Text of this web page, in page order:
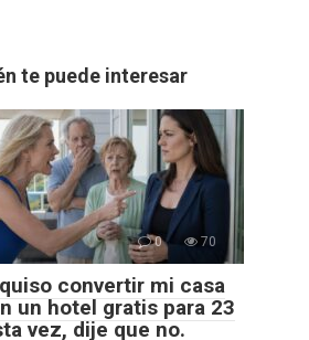
te puede interesar
0 70
convertir mi casa
un hotel gratis para 23
vez, dije que no.